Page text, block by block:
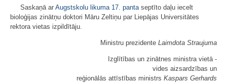
Saskaņā ar Augstskolu likuma 17. pantaseptīto daļu iecelt
bioloģijas zinātņu doktori Māru Zeltiņu par Liepājas Universitātes
rektora vietas izpildītāju.
Ministru prezidente Laimdota Straujuma
Izglītības un zinātnes ministra vietā -
vides aizsardzības un
reģionālās attīstības ministrs Kaspars Gerhards